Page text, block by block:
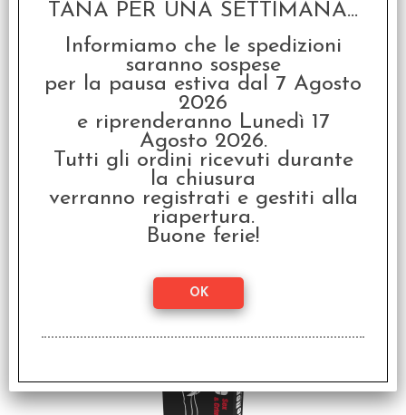
Kill Kim - E' Tutto un
Complotto
SCONTO 20%
€19,99
TANA PER UNA SETTIMANA...
Informiamo che le spedizioni
saranno sospese
per la pausa estiva dal 7 Agosto
2026
e riprenderanno Lunedì 17
Agosto 2026.
Tutti gli ordini ricevuti durante
la chiusura
verranno registrati e gestiti alla
riapertura.
Buone ferie!